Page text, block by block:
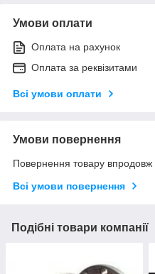
Умови оплати
Оплата на рахунок
Оплата за реквізитами
Всі умови оплати
Умови повернення
Повернення товару впродовж
Всі умови повернення
Подібні товари компанії